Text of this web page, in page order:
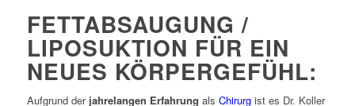
FETTABSAUGUNG /
LIPOSUKTION FÜR EIN
NEUES KÖRPERGEFÜHL:
Aufgrund der jahrelangen Erfahrung als Chirurgist es Dr. Koller